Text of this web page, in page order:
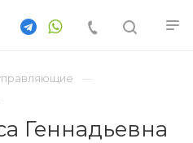
Геннадьевна